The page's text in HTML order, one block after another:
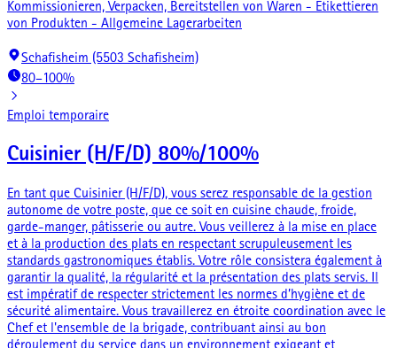
Kommissionieren, Verpacken, Bereitstellen von Waren - Etikettieren
von Produkten - Allgemeine Lagerarbeiten
Schafisheim (5503 Schafisheim)
80–100%
Emploi temporaire
Cuisinier (H/F/D) 80%/100%
En tant que Cuisinier (H/F/D), vous serez responsable de la gestion
autonome de votre poste, que ce soit en cuisine chaude, froide,
garde-manger, pâtisserie ou autre. Vous veillerez à la mise en place
et à la production des plats en respectant scrupuleusement les
standards gastronomiques établis. Votre rôle consistera également à
garantir la qualité, la régularité et la présentation des plats servis. Il
est impératif de respecter strictement les normes d’hygiène et de
sécurité alimentaire. Vous travaillerez en étroite coordination avec le
Chef et l'ensemble de la brigade, contribuant ainsi au bon